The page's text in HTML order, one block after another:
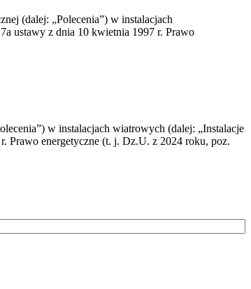
(dalej: „Polecenia”) w instalacjach
ustawy z dnia 10 kwietnia 1997 r. Prawo
w instalacjach wiatrowych (dalej: „Instalacje
Prawo energetyczne (t. j. Dz.U. z 2024 roku, poz.